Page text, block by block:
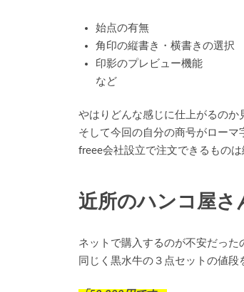
始点の有無
角印の縦書き・横書きの選択
印影のプレビュー機能
など
やはりどんな感じに仕上がるのか
そして今回の自分の商号がローマ
freee会社設立で注文できるもの
近所のハンコ屋さ
ネットで購入するのが不安だった
同じく黒水牛の３点セットの値段